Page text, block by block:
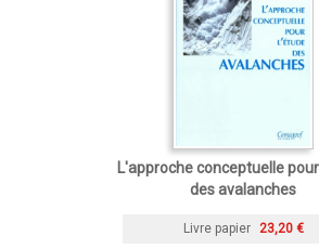
L'approche conceptuelle
des avalanches
Livre papier 23,20 €